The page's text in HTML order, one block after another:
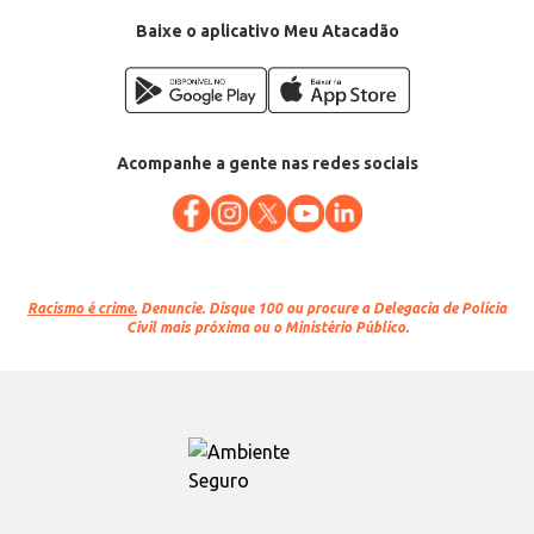
Baixe o aplicativo Meu Atacadão
Acompanhe a gente nas redes sociais
Racismo é crime. Denuncie. Disque 100 ou procure a Delegacia de Polícia
Civil mais próxima ou o Ministério Público.